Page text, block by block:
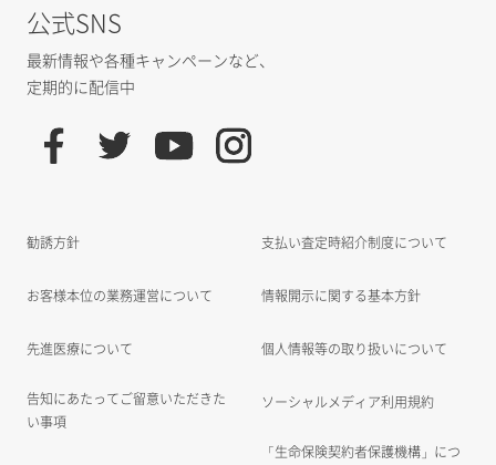
公式SNS
最新情報や各種キャンペーンなど、
定期的に配信中
勧誘方針
お客様本位の業務運営について
先進医療について
告知にあたってご留意いただきた
い事項
支払い査定時紹介制度について
情報開示に関する基本方針
個人情報等の取り扱いについて
ソーシャルメディア利用規約
「生命保険契約者保護機構」につ